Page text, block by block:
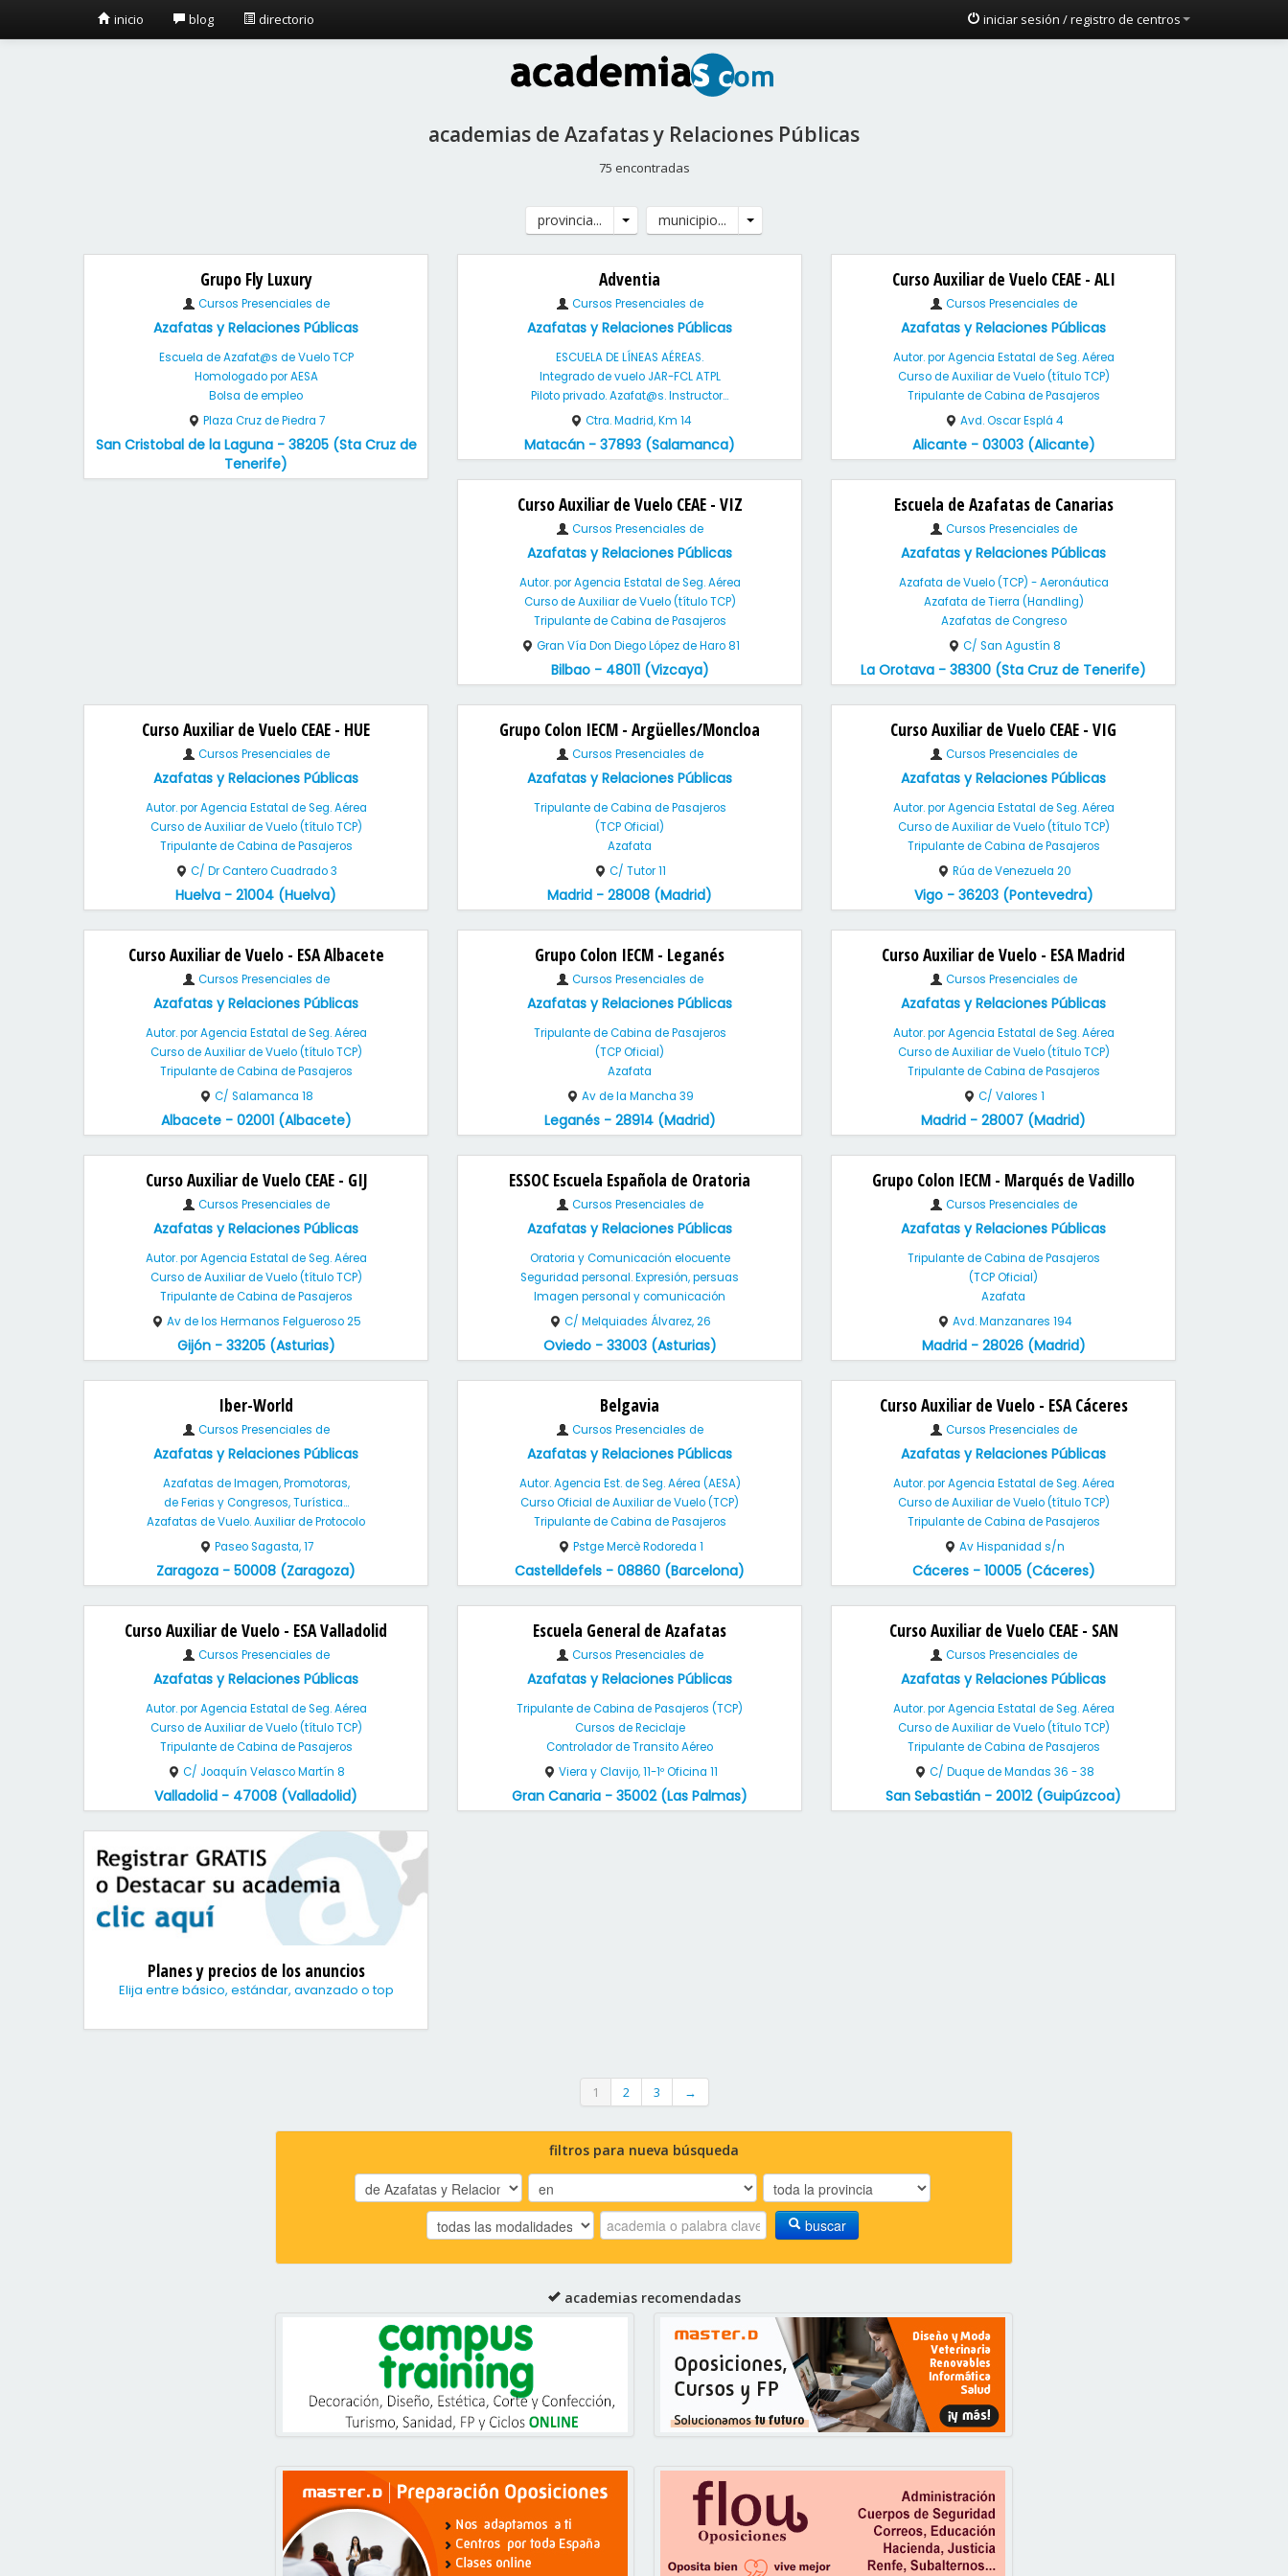
inicio blog directorio iniciar sesión / registro de centros
academias de Azafatas y Relaciones Públicas
75 encontradas
provincia... municipio...
Grupo Fly Luxury
Cursos Presenciales de
Azafatas y Relaciones Públicas
Escuela de Azafat@s de Vuelo TCP
Homologado por AESA
Bolsa de empleo
Plaza Cruz de Piedra 7
San Cristobal de la Laguna - 38205 (Sta Cruz de
Tenerife)
Adventia
Cursos Presenciales de
Azafatas y Relaciones Públicas
ESCUELA DE LÍNEAS AÉREAS.
Integrado de vuelo JAR-FCL ATPL
Piloto privado. Azafat@s. Instructor...
Ctra. Madrid, Km 14
Matacán - 37893 (Salamanca)
Curso Auxiliar de Vuelo CEAE - ALI
Cursos Presenciales de
Azafatas y Relaciones Públicas
Autor. por Agencia Estatal de Seg. Aérea
Curso de Auxiliar de Vuelo (título TCP)
Tripulante de Cabina de Pasajeros
Avd. Oscar Esplá 4
Alicante - 03003 (Alicante)
Curso Auxiliar de Vuelo CEAE - VIZ
Cursos Presenciales de
Azafatas y Relaciones Públicas
Autor. por Agencia Estatal de Seg. Aérea
Curso de Auxiliar de Vuelo (título TCP)
Tripulante de Cabina de Pasajeros
Gran Vía Don Diego López de Haro 81
Bilbao - 48011 (Vizcaya)
Escuela de Azafatas de Canarias
Cursos Presenciales de
Azafatas y Relaciones Públicas
Azafata de Vuelo (TCP) - Aeronáutica
Azafata de Tierra (Handling)
Azafatas de Congreso
C/ San Agustín 8
La Orotava - 38300 (Sta Cruz de Tenerife)
Curso Auxiliar de Vuelo CEAE - HUE
Cursos Presenciales de
Azafatas y Relaciones Públicas
Autor. por Agencia Estatal de Seg. Aérea
Curso de Auxiliar de Vuelo (título TCP)
Tripulante de Cabina de Pasajeros
C/ Dr Cantero Cuadrado 3
Huelva - 21004 (Huelva)
Grupo Colon IECM - Argüelles/Moncloa
Cursos Presenciales de
Azafatas y Relaciones Públicas
Tripulante de Cabina de Pasajeros
(TCP Oficial)
Azafata
C/ Tutor 11
Madrid - 28008 (Madrid)
Curso Auxiliar de Vuelo CEAE - VIG
Cursos Presenciales de
Azafatas y Relaciones Públicas
Autor. por Agencia Estatal de Seg. Aérea
Curso de Auxiliar de Vuelo (título TCP)
Tripulante de Cabina de Pasajeros
Rúa de Venezuela 20
Vigo - 36203 (Pontevedra)
Curso Auxiliar de Vuelo - ESA Albacete
Cursos Presenciales de
Azafatas y Relaciones Públicas
Autor. por Agencia Estatal de Seg. Aérea
Curso de Auxiliar de Vuelo (título TCP)
Tripulante de Cabina de Pasajeros
C/ Salamanca 18
Albacete - 02001 (Albacete)
Grupo Colon IECM - Leganés
Cursos Presenciales de
Azafatas y Relaciones Públicas
Tripulante de Cabina de Pasajeros
(TCP Oficial)
Azafata
Av de la Mancha 39
Leganés - 28914 (Madrid)
Curso Auxiliar de Vuelo - ESA Madrid
Cursos Presenciales de
Azafatas y Relaciones Públicas
Autor. por Agencia Estatal de Seg. Aérea
Curso de Auxiliar de Vuelo (título TCP)
Tripulante de Cabina de Pasajeros
C/ Valores 1
Madrid - 28007 (Madrid)
Curso Auxiliar de Vuelo CEAE - GIJ
Cursos Presenciales de
Azafatas y Relaciones Públicas
Autor. por Agencia Estatal de Seg. Aérea
Curso de Auxiliar de Vuelo (título TCP)
Tripulante de Cabina de Pasajeros
Av de los Hermanos Felgueroso 25
Gijón - 33205 (Asturias)
ESSOC Escuela Española de Oratoria
Cursos Presenciales de
Azafatas y Relaciones Públicas
Oratoria y Comunicación elocuente
Seguridad personal. Expresión, persuas
Imagen personal y comunicación
C/ Melquiades Álvarez, 26
Oviedo - 33003 (Asturias)
Grupo Colon IECM - Marqués de Vadillo
Cursos Presenciales de
Azafatas y Relaciones Públicas
Tripulante de Cabina de Pasajeros
(TCP Oficial)
Azafata
Avd. Manzanares 194
Madrid - 28026 (Madrid)
Iber-World
Cursos Presenciales de
Azafatas y Relaciones Públicas
Azafatas de Imagen, Promotoras,
de Ferias y Congresos, Turística...
Azafatas de Vuelo. Auxiliar de Protocolo
Paseo Sagasta, 17
Zaragoza - 50008 (Zaragoza)
Belgavia
Cursos Presenciales de
Azafatas y Relaciones Públicas
Autor. Agencia Est. de Seg. Aérea (AESA)
Curso Oficial de Auxiliar de Vuelo (TCP)
Tripulante de Cabina de Pasajeros
Pstge Mercè Rodoreda 1
Castelldefels - 08860 (Barcelona)
Curso Auxiliar de Vuelo - ESA Cáceres
Cursos Presenciales de
Azafatas y Relaciones Públicas
Autor. por Agencia Estatal de Seg. Aérea
Curso de Auxiliar de Vuelo (título TCP)
Tripulante de Cabina de Pasajeros
Av Hispanidad s/n
Cáceres - 10005 (Cáceres)
Curso Auxiliar de Vuelo - ESA Valladolid
Cursos Presenciales de
Azafatas y Relaciones Públicas
Autor. por Agencia Estatal de Seg. Aérea
Curso de Auxiliar de Vuelo (título TCP)
Tripulante de Cabina de Pasajeros
C/ Joaquín Velasco Martín 8
Valladolid - 47008 (Valladolid)
Escuela General de Azafatas
Cursos Presenciales de
Azafatas y Relaciones Públicas
Tripulante de Cabina de Pasajeros (TCP)
Cursos de Reciclaje
Controlador de Transito Aéreo
Viera y Clavijo, 11-1º Oficina 11
Gran Canaria - 35002 (Las Palmas)
Curso Auxiliar de Vuelo CEAE - SAN
Cursos Presenciales de
Azafatas y Relaciones Públicas
Autor. por Agencia Estatal de Seg. Aérea
Curso de Auxiliar de Vuelo (título TCP)
Tripulante de Cabina de Pasajeros
C/ Duque de Mandas 36 - 38
San Sebastián - 20012 (Guipúzcoa)
Planes y precios de los anuncios
Elija entre básico, estándar, avanzado o top
1 2 3 →
filtros para nueva búsqueda
buscar
academias recomendadas